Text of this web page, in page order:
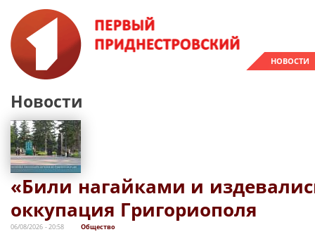
НОВОСТИ
Новости
«Били нагайками и
оккупация Григориополя
06/08/2026 - 20:58 Общество